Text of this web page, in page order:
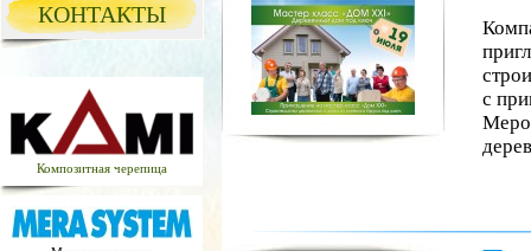
КОНТАКТЫ
Композитная черепица
с